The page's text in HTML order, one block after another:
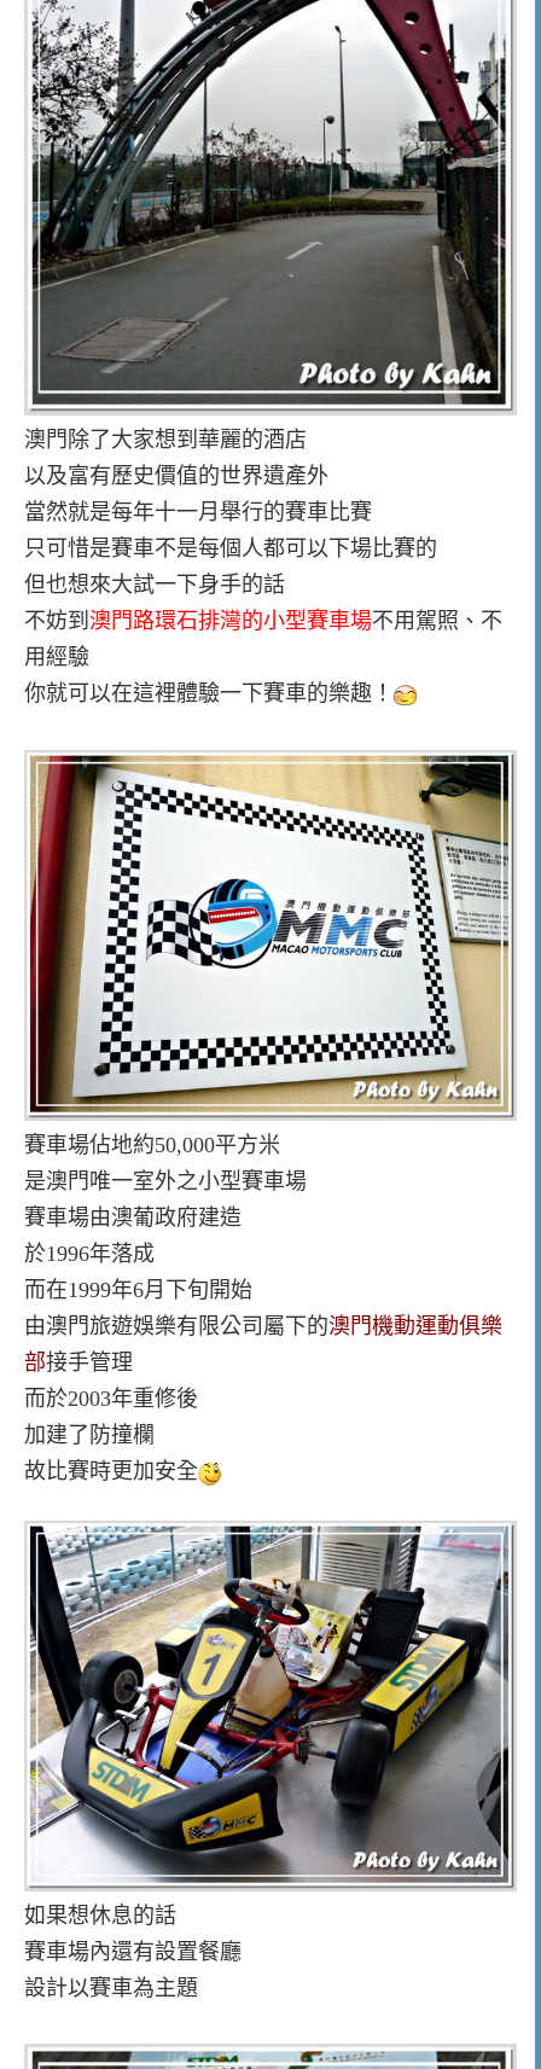
澳門除了大家想到華麗的酒店
以及富有歷史價值的世界遺產外
當然就是每年十一月舉行的賽車比賽
只可惜是賽車不是每個人都可以下場比賽的
但也想來大試一下身手的話
不妨到 澳門路環石排灣的小型賽車場不用駕照、不
用經驗
你就可以在這裡體驗一下賽車的樂趣！
賽車場佔地約50,000平方米
是澳門唯一室外之小型賽車場
賽車場由澳葡政府建造
於1996年落成
而在1999年6月下旬開始
由澳門旅遊娛樂有限公司屬下的澳門機動運動俱樂
部接手管理
而於2003年重修後
加建了防撞欄
故比賽時更加安全
如果想休息的話
賽車場內還有設置餐廳
設計以賽車為主題